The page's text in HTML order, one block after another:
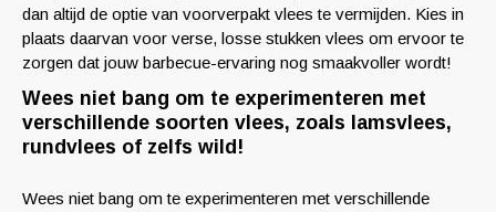
dan altijd de optie van voorverpakt vlees te vermijden. Kies in
plaats daarvan voor verse, losse stukken vlees om ervoor te
zorgen dat jouw barbecue-ervaring nog smaakvoller wordt!
Wees niet bang om te experimenteren met
verschillende soorten vlees, zoals lamsvlees,
rundvlees of zelfs wild!
Wees niet bang om te experimenteren met verschillende